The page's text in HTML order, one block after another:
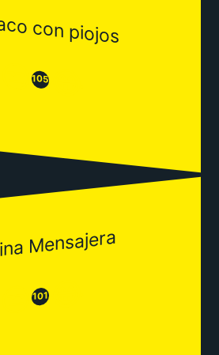
con piojos
😒105😂
Mensajera
😒101😂